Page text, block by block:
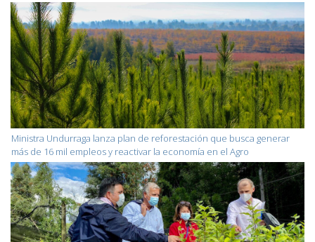
Ministra Undurraga lanza plan de reforestación que busca generar
más de 16 mil empleos y reactivar la economía en el Agro